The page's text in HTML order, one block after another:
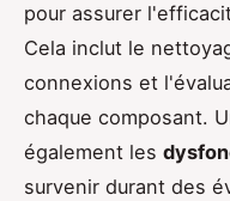
pour assurer
Cela inclut le
connexions et
chaque composant.
également les
survenir durant des